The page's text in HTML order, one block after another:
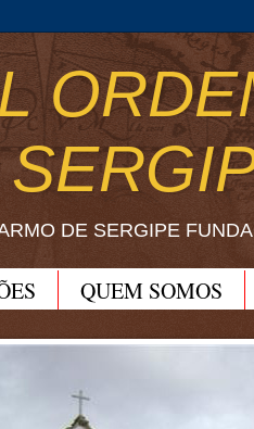
DE SERGIPE
QUEM SOMOS